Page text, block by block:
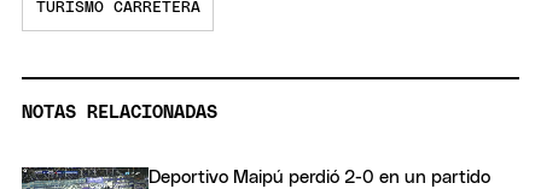
TURISMO CARRETERA
NOTAS RELACIONADAS
Deportivo Maipú perdió 2-0 en un partido